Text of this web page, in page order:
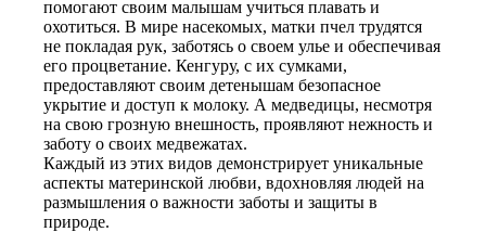
помогают своим малышам учиться плавать и
охотиться. В мире насекомых, матки пчел трудятся
не покладая рук, заботясь о своем улье и обеспечивая
его процветание. Кенгуру, с их сумками,
предоставляют своим детенышам безопасное
укрытие и доступ к молоку. А медведицы, несмотря
на свою грозную внешность, проявляют нежность и
заботу о своих медвежатах.
Каждый из этих видов демонстрирует уникальные
аспекты материнской любви, вдохновляя людей на
размышления о важности заботы и защиты в
природе.